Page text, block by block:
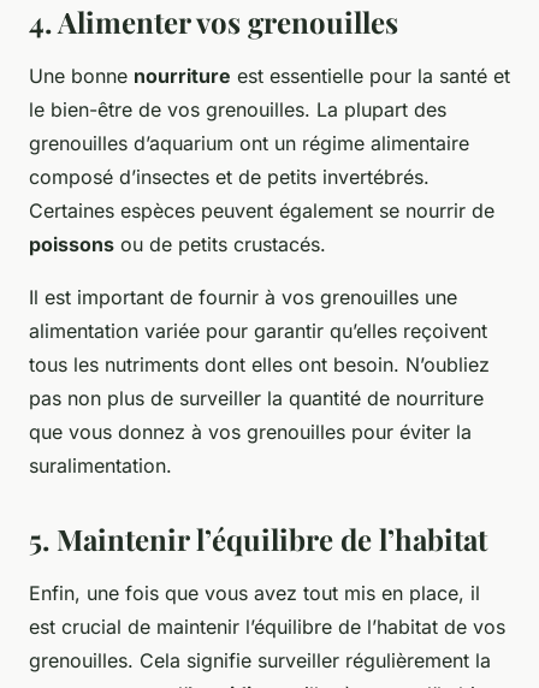
4. Alimenter vos grenouilles
Une bonne nourriture est essentielle pour la santé et
le bien-être de vos grenouilles. La plupart des
grenouilles d’aquarium ont un régime alimentaire
composé d’insectes et de petits invertébrés.
Certaines espèces peuvent également se nourrir de
poissons ou de petits crustacés.
Il est important de fournir à vos grenouilles une
alimentation variée pour garantir qu’elles reçoivent
tous les nutriments dont elles ont besoin. N’oubliez
pas non plus de surveiller la quantité de nourriture
que vous donnez à vos grenouilles pour éviter la
suralimentation.
5. Maintenir l’équilibre de l’habitat
Enfin, une fois que vous avez tout mis en place, il
est crucial de maintenir l’équilibre de l’habitat de vos
grenouilles. Cela signifie surveiller régulièrement la